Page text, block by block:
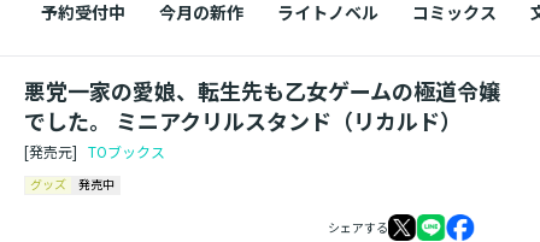
予約受付中 今月の新作 ライトノベル コミックス
悪党一家の愛娘、転生先も乙女ゲームの極道令嬢
でした。 ミニアクリルスタンド（リカルド）
[発売元] TOブックス
グッズ 発売中
シェアする